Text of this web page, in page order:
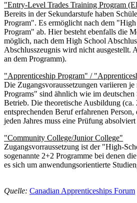
"Entry-Level Trades Training Program
Bereits in der Sekundarstufe haben
Program". Es ermöglicht nach dem
Program" ab. Hier besteht ebenfalls die
möglich, nach dem High School
Abschlusszeugnis wird nicht ausgestellt.
an dem Programm).
"Apprenticeship Program" /
Die Zugangsvoraussetzungen variieren
Programs" sind ähnlich wie im
Betrieb. Die theoretische Ausbildung
entsprechenden Beruf erfahrenen
jeden Jahres muss eine Prüfung
"Community College/Junior College"
Zugangsvorraussetzung ist der "High-
sogenannte 2+2 Programme bei denen
es sich um anwendungsorientierte
Quelle: Canadian Apprenticeships Forum